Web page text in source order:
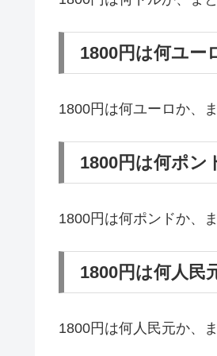
1800円は何ユー
1800円は何ユーロか、
1800円は何ポン
1800円は何ポンドか、
1800円は何人民
1800円は何人民元か、